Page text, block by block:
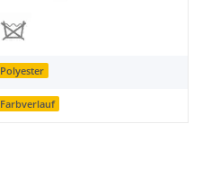
Polyester
Farbverlauf